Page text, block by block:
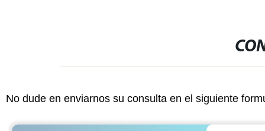
No dude en enviarnos su consulta en el siguiente